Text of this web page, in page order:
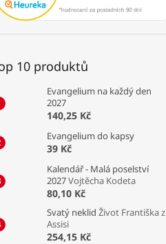
10 produktů
Evangelium na každý den
2027
140,25 Kč
Evangelium do kapsy
39 Kč
Kalendář - Malá poselství
2027Vojtěcha Kodeta
80,10 Kč
Svatý neklid Život Františka z
Assisi
254,15 Kč